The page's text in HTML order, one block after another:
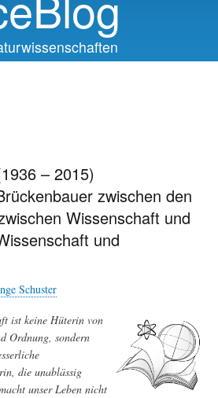
– 2015)
zwischen den
Wissenschaft und
und
Schuster
ist keine Hüterin von
Ordnung, sondern
die unablässig
unser Leben nicht